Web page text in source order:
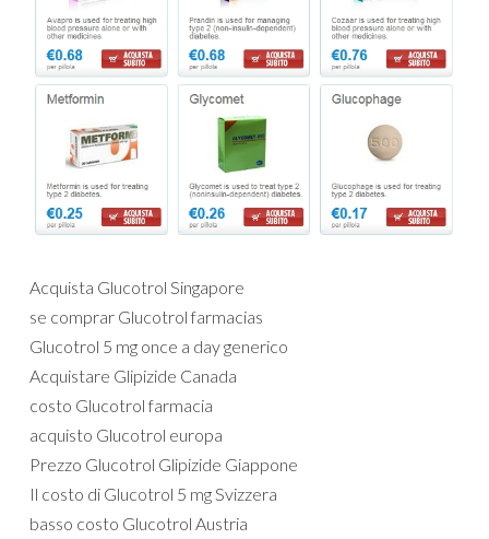
Acquista Glucotrol Singapore
se comprar Glucotrol farmacias
Glucotrol 5 mg once a day generico
Acquistare Glipizide Canada
costo Glucotrol farmacia
acquisto Glucotrol europa
Prezzo Glucotrol Glipizide Giappone
Il costo di Glucotrol 5 mg Svizzera
basso costo Glucotrol Austria